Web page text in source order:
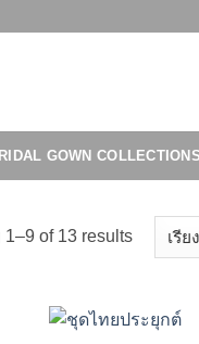
GOWN COLLECTIONS
1–9 of 13 resultsSorted
rating